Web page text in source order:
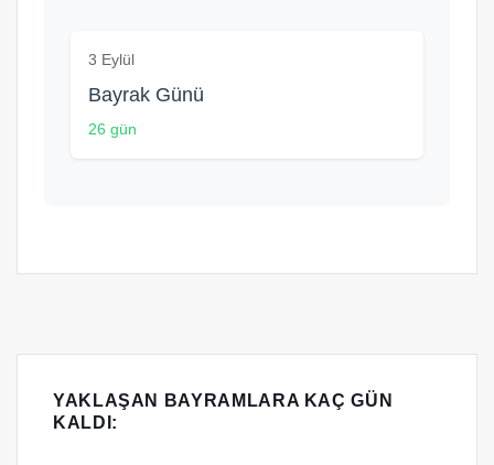
3 Eylül
Bayrak Günü
26 gün
YAKLAŞAN BAYRAMLARA KAÇ GÜN
KALDI: